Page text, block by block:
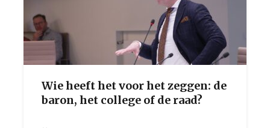
Wie heeft het voor het zeggen: de
baron, het college of de raad?